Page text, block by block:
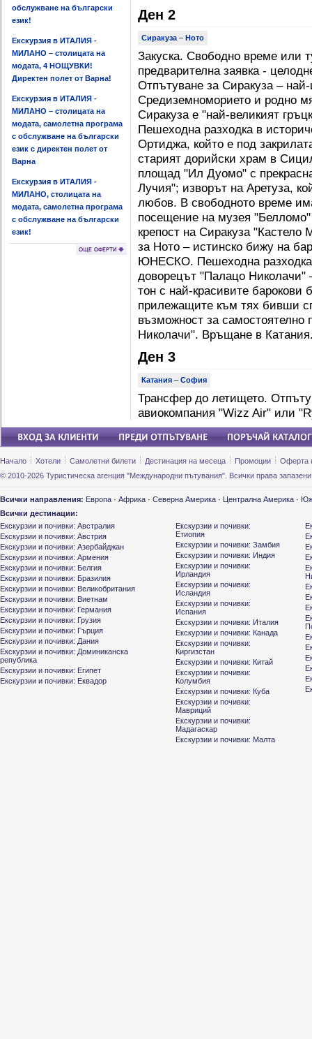
обслужване на български
език!
Екскурзия в ИТАЛИЯ -
МИЛАНО – столицата на
модата, 4 НОЩУВКИ!
Директен полет от Варна!
Екскурзия в ИТАЛИЯ -
МИЛАНО – столицата на
модата, самолетна програма
с обслужване на български
език с директен полет от
Варна
Екскурзия в ИТАЛИЯ -
МИЛАНО, столицата на
модата, самолетна програма
с обслужване на български
език!
Ден 2
Сиракуза – Ното
Закуска. Свободно време или
предварителна заявка -
Отпътуване за Сиракуза –
Средиземноморието и родно
Сиракуза е "най-великият
Пешеходна разходка в
Ортиджа, който е под
старият дорийски храм в
площад "Ил Дуомо" с
Лучия"; изворът на Аретуза,
любов. В свободното време
посещение на музея
крепост на Сиракуза
за Ното – истинско бижу на
ЮНЕСКО. Пешеходна разходка
доворецът "Палацо Николачи"
тон с най-красивите барокови
прилежащите към тях бивши
възможност за
Николачи". Връщане в
Ден 3
Катания – София
Трансфер до летището.
авиокомпания "Wizz Air" или
Начало Хотели Самолетни билети Дестинация на месеца Промоции
Оферта
© 2010-2026 Туристическа агенция "Международни пътувания". Всички права
Всички направления: Европа · Африка · Северна Америка · Централна Америка ·
Всички дестинации:
Екскурзии и почивки: Австралия
Екскурзии и почивки: Австрия
Екскурзии и почивки: Азербайджан
Екскурзии и почивки: Армения
Екскурзии и почивки: Белгия
Екскурзии и почивки: Бразилия
Екскурзии и почивки: Великобритания
Екскурзии и почивки: Виетнам
Екскурзии и почивки: Германия
Екскурзии и почивки: Грузия
Екскурзии и почивки: Гърция
Екскурзии и почивки: Дания
Екскурзии и почивки: Доминиканска
република
Екскурзии и почивки: Египет
Екскурзии и почивки: Еквадор
Екскурзии и почивки:
Етиопия
Екскурзии и почивки: Замбия
Екскурзии и почивки: Индия
Екскурзии и почивки:
Ирландия
Екскурзии и почивки:
Исландия
Екскурзии и почивки:
Испания
Екскурзии и почивки: Италия
Екскурзии и почивки: Канада
Екскурзии и почивки:
Киргизстан
Екскурзии и почивки: Китай
Екскурзии и почивки:
Колумбия
Екскурзии и почивки: Куба
Екскурзии и почивки:
Мавриций
Екскурзии и почивки:
Мадагаскар
Екскурзии и почивки: Малта